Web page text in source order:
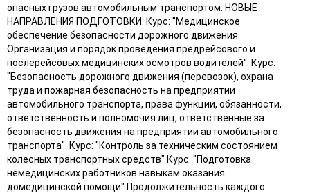
опасных грузов автомобильным транспортом. НОВЫЕ
НАПРАВЛЕНИЯ ПОДГОТОВКИ: Курс: "Медицинское
обеспечение безопасности дорожного движения.
Организация и порядок проведения предрейсового и
послерейсовых медицинских осмотров водителей". Курс:
"Безопасность дорожного движения (перевозок), охрана
труда и пожарная безопасность на предприятии
автомобильного транспорта, права функции, обязанности,
ответственность и полномочия лиц, ответственные за
безопасность движения на предприятии автомобильного
транспорта". Курс: "Контроль за техническим состоянием
колесных транспортных средств" Курс: "Подготовка
немедицинских работников навыкам оказания
домедицинской помощи" Продолжительность каждого